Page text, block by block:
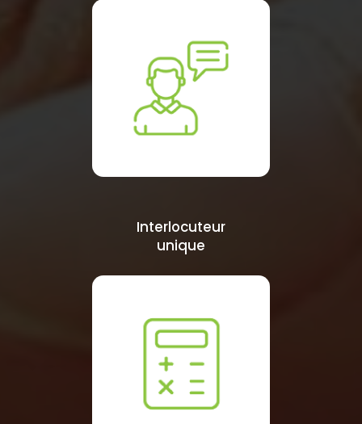
Interlocuteur
unique